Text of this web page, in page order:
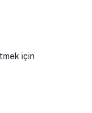
için